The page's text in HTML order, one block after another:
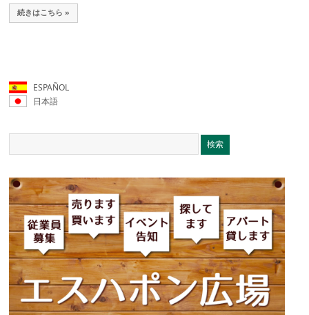
続きはこちら »
ESPAÑOL
日本語